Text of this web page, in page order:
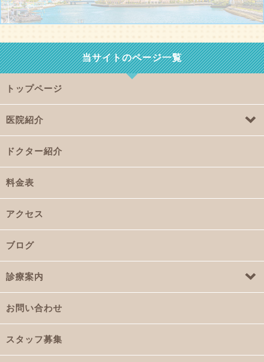
当サイトのページ一覧
トップページ
医院紹介
ドクター紹介
料金表
アクセス
ブログ
診療案内
お問い合わせ
スタッフ募集